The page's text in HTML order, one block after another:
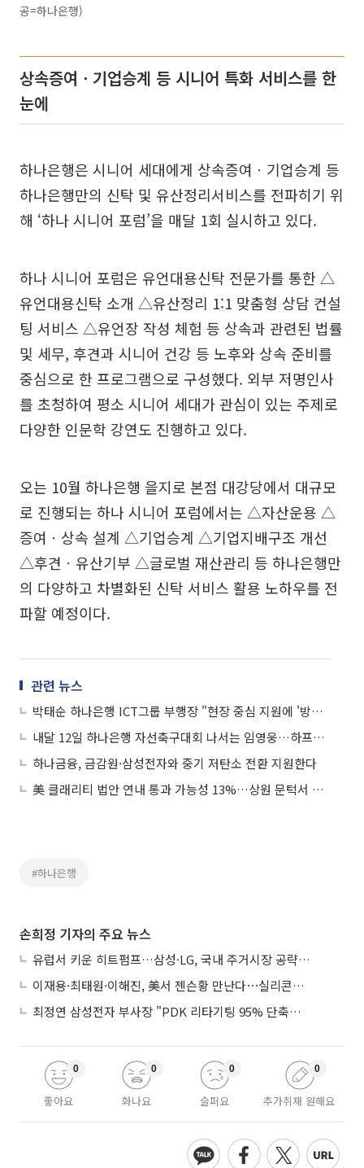
공=하나은행)
상속증여ㆍ기업승계 등 시니어 특화 서비스를 한
눈에
하나은행은 시니어 세대에게 상속증여ㆍ기업승계 등
하나은행만의 신탁 및 유산정리서비스를 전파히기 위
해 ‘하나 시니어 포럼’을 매달 1회 실시하고 있다.
하나 시니어 포럼은 유언대용신탁 전문가를 통한 △
유언대용신탁 소개 △유산정리 1:1 맞춤형 상담 컨설
팅 서비스 △유언장 작성 체험 등 상속과 관련된 법률
및 세무, 후견과 시니어 건강 등 노후와 상속 준비를
중심으로 한 프로그램으로 구성했다. 외부 저명인사
를 초청하여 평소 시니어 세대가 관심이 있는 주제로
다양한 인문학 강연도 진행하고 있다.
오는 10월 하나은행 을지로 본점 대강당에서 대규모
로 진행되는 하나 시니어 포럼에서는 △자산운용 △
증여ㆍ상속 설계 △기업승계 △기업지배구조 개선
△후견ㆍ유산기부 △글로벌 재산관리 등 하나은행만
의 다양하고 차별화된 신탁 서비스 활용 노하우를 전
파할 예정이다.
관련 뉴스
박태순 하나은행 ICT그룹 부행장 "현장 중심 지원에 '방점'…생성형AI로 생산성 높힐 것"
내달 12일 하나은행 자선축구대회 나서는 임영웅…하프타임쇼 '기대 UP'
하나금융, 금감원·삼성전자와 중기 저탄소 전환 지원한다
美 클래리티 법안 연내 통과 가능성 13%…상원 문턱서 제동
#하나은행
손희정 기자의 주요 뉴스
유럽서 키운 히트펌프…삼성·LG, 국내 주거시장 공략 ‘속도’
이재용·최태원·이해진, 美서 젠슨황 만난다⋯실리콘밸리 집결하는 AI리더
최정연 삼성전자 부사장 "PDK 리타기팅 95% 단축…에이전트 AI 시범 활용"
좋아요
0
화나요
0
슬퍼요
0
추가취재 원해요
0